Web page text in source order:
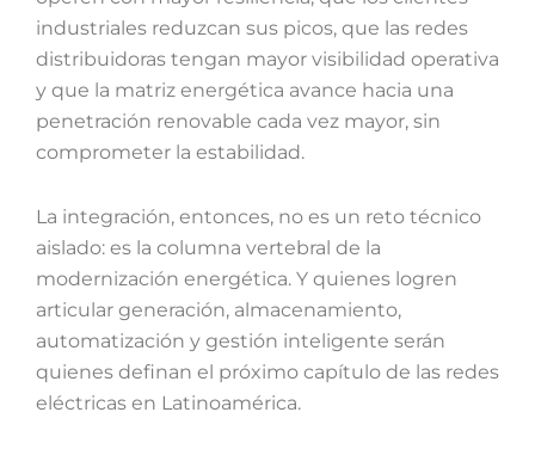
industriales reduzcan sus picos, que las redes
distribuidoras tengan mayor visibilidad operativa
y que la matriz energética avance hacia una
penetración renovable cada vez mayor, sin
comprometer la estabilidad.
La integración, entonces, no es un reto técnico
aislado: es la columna vertebral de la
modernización energética. Y quienes logren
articular generación, almacenamiento,
automatización y gestión inteligente serán
quienes definan el próximo capítulo de las redes
eléctricas en Latinoamérica.